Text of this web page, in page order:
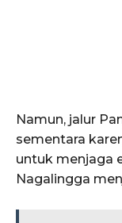
Namun, jalur
sementara
untuk menjaga
Nagalingga